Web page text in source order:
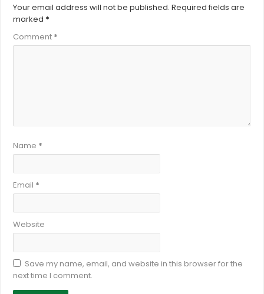
Your email address will not be published. Required fields are
marked *
Comment *
Name *
Email *
Website
Save my name, email, and website in this browser for the
next time I comment.